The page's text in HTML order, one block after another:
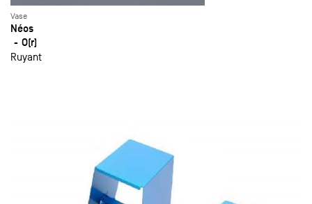
Vase
Néos
O(r)
Ruyant